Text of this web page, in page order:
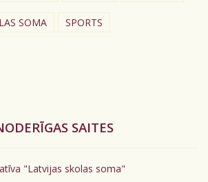
SOMA SPORTS
SAITES
"Latvijas skolas soma"